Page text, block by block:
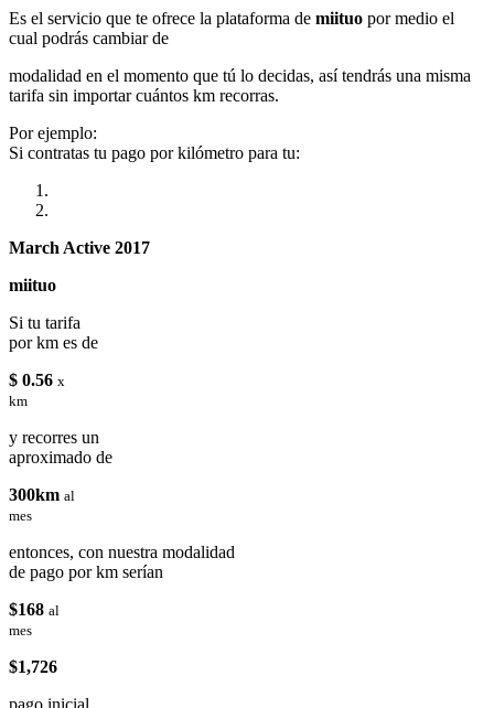
Es el servicio que te ofrece la plataforma de miituo por medio el
cual podrás cambiar de
modalidad en el momento que tú lo decidas, así tendrás una misma
tarifa sin importar cuántos km recorras.
Por ejemplo:
Si contratas tu pago por kilómetro para tu:
March Active 2017
miituo
Si tu tarifa
por km es de
$ 0.56 x
km
y recorres un
aproximado de
300km al
mes
entonces, con nuestra modalidad
de pago por km serían
$168 al
mes
$1,726
pago inicial